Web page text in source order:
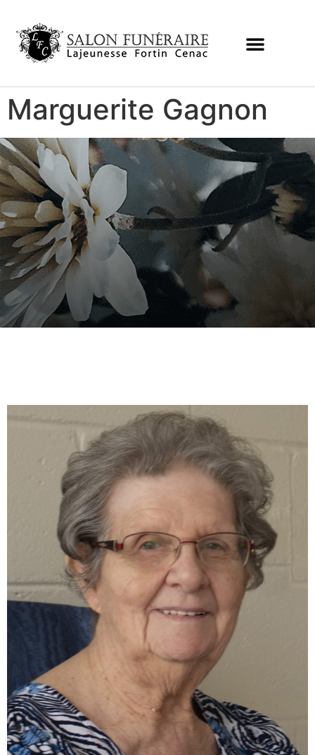
Marguerite Gagnon